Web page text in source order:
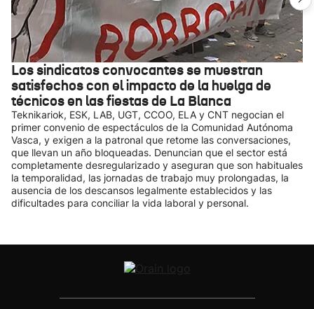
Los sindicatos convocantes se muestran
satisfechos con el impacto de la huelga de
técnicos en las fiestas de La Blanca
Teknikariok, ESK, LAB, UGT, CCOO, ELA y CNT negocian el
primer convenio de espectáculos de la Comunidad Autónoma
Vasca, y exigen a la patronal que retome las conversaciones,
que llevan un año bloqueadas. Denuncian que el sector está
completamente desregularizado y aseguran que son habituales
la temporalidad, las jornadas de trabajo muy prolongadas, la
ausencia de los descansos legalmente establecidos y las
dificultades para conciliar la vida laboral y personal.